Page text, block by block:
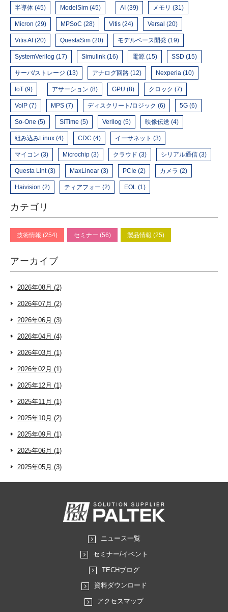
半導体 (45) ModelSim (45) AI (39) メモリ (31)
Micron (29) MPSoC (28) Vitis (24) Versal (20)
Vitis AI (20) QuestaSim (20) モデルベース開発 (19)
SystemVerilog (17) Simulink (16) 電源 (15) SSD (15)
サーバ/ストレージ (13) アナログ回路 (12) Nexperia (10)
IoT (9) アサーション (8) GPU (8) クロック (7)
VoIP (7) MPS (7) ディスクリート/ロジック (6) 5G (6)
So-One (5) SiTime (5) Verilog (5) 映像伝送 (4)
組み込みLinux (4) CDC (4) イーサネット (3)
マイコン (3) Microchip (3) クラウド (3) シリアル通信 (3)
Questa Lint (3) MaxLinear (3) PCIe (2) カメラ (2)
Haivision (2) ティアフォー (2) EOL (1)
カテゴリ
技術情報 (254) セミナー (56) 製品情報 (25)
アーカイブ
2026年08月 (2)
2026年07月 (2)
2026年06月 (3)
2026年04月 (4)
2026年03月 (1)
2026年02月 (1)
2025年12月 (1)
2025年11月 (1)
2025年10月 (2)
2025年09月 (1)
2025年06月 (1)
2025年05月 (3)
ニュース一覧
セミナー/イベント
TECHブログ
資料ダウンロード
アクセスマップ